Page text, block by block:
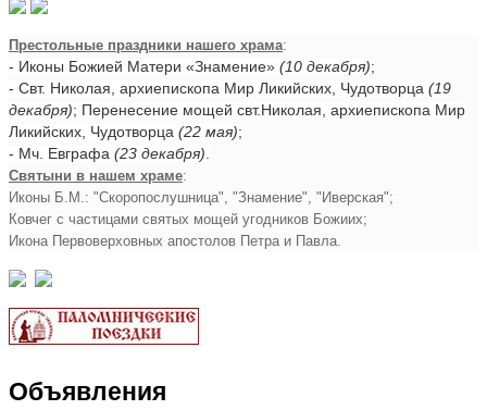
Престольные праздники нашего храма:
- Иконы Божией Матери «Знамение» (10 декабря);
- Свт. Николая, архиепископа Мир Ликийских, Чудотворца (19
декабря); Перенесение мощей свт.Николая, архиепископа Мир
Ликийских, Чудотворца (22 мая);
- Мч. Евграфа (23 декабря)
Святыни в нашем храме:
Иконы Б.М.: "Скоропослушница", "Знамение", "Иверская";
Ковчег с частицами святых мощей угодников Божиих;
Икона Первоверховных апостолов Петра и Павла.
Объявления